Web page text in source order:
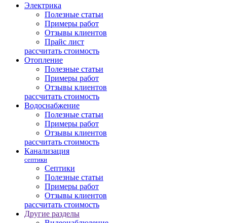
Электрика
Полезные статьи
Примеры работ
Отзывы клиентов
Прайс лист
рассчитать стоимость
Отопление
Полезные статьи
Примеры работ
Отзывы клиентов
рассчитать стоимость
Водоснабжение
Полезные статьи
Примеры работ
Отзывы клиентов
рассчитать стоимость
Канализация
септики
Септики
Полезные статьи
Примеры работ
Отзывы клиентов
рассчитать стоимость
Другие разделы